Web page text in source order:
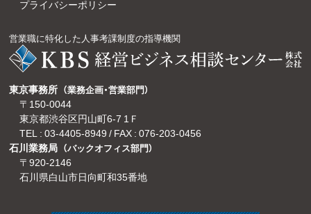
プライバシーポリシー
営業職に特化した人事考課制度の指導機関
東京事務所 （業務企画・営業部門）
〒150-0044
東京都渋谷区円山町6-7 1Ｆ
TEL : 03-4405-8949 / FAX : 076-203-0456
石川業務局 （バックオフィス部門）
〒920-2146
石川県白山市日向町和35番地